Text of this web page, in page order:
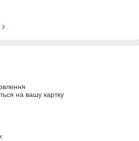
на вашу картку